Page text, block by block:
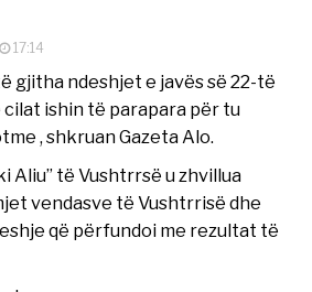
17:14
gjitha ndeshjet e javës së 22-të
cilat ishin të parapara për tu
, shkruan Gazeta Alo.
Aliu” të Vushtrrsë u zhvillua
vendasve të Vushtrrisë dhe
që përfundoi me rezultat të